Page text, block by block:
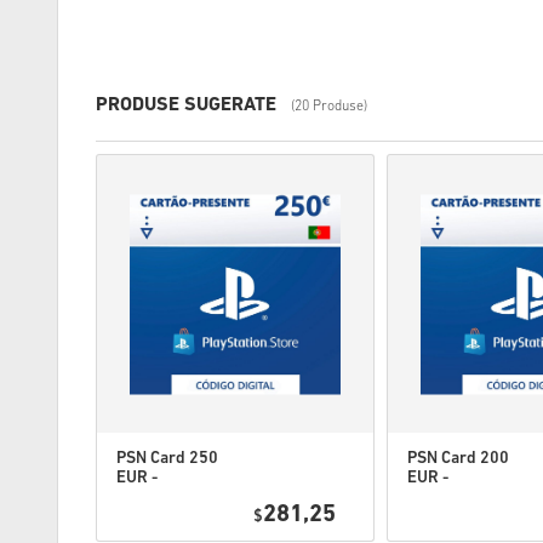
PRODUSE SUGERATE (20 Produse)
PSN Card 250
EUR -
Portugal
$281,25
PSN Card 200
EUR -
Portugal